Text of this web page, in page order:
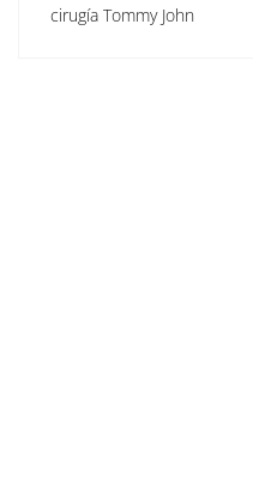
cirugía Tommy John